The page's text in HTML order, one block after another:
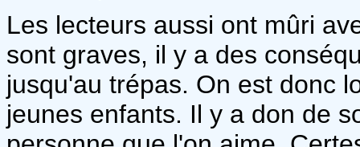
Les lecteurs aussi ont mûri
sont graves, il y a des
jusqu'au trépas. On est donc
jeunes enfants. Il y a don de